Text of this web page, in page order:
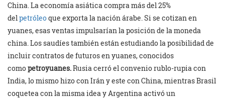
China. La economía asiática compra más del 25%
delpetróleoque exporta la nación árabe. Si se cotizan en
yuanes, esas ventas impulsarían la posición de la moneda
china. Los saudíes también están estudiando la posibilidad de
incluir contratos de futuros en yuanes, conocidos
comopetroyuanes.Rusia cerró el convenio rublo-rupia con
India, lo mismo hizo con Irán y este con China, mientras Brasil
coquetea con la misma idea y Argentina activó un